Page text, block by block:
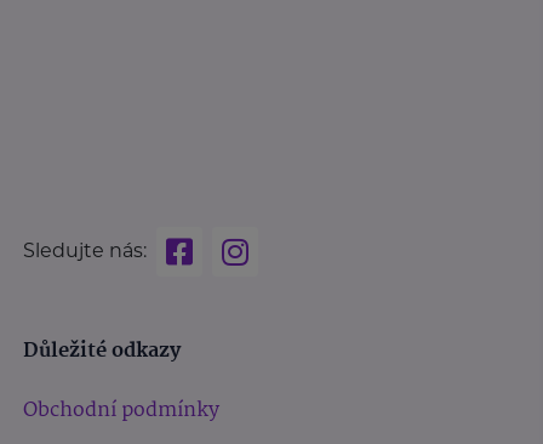
Sledujte nás:
Důležité odkazy
Obchodní podmínky